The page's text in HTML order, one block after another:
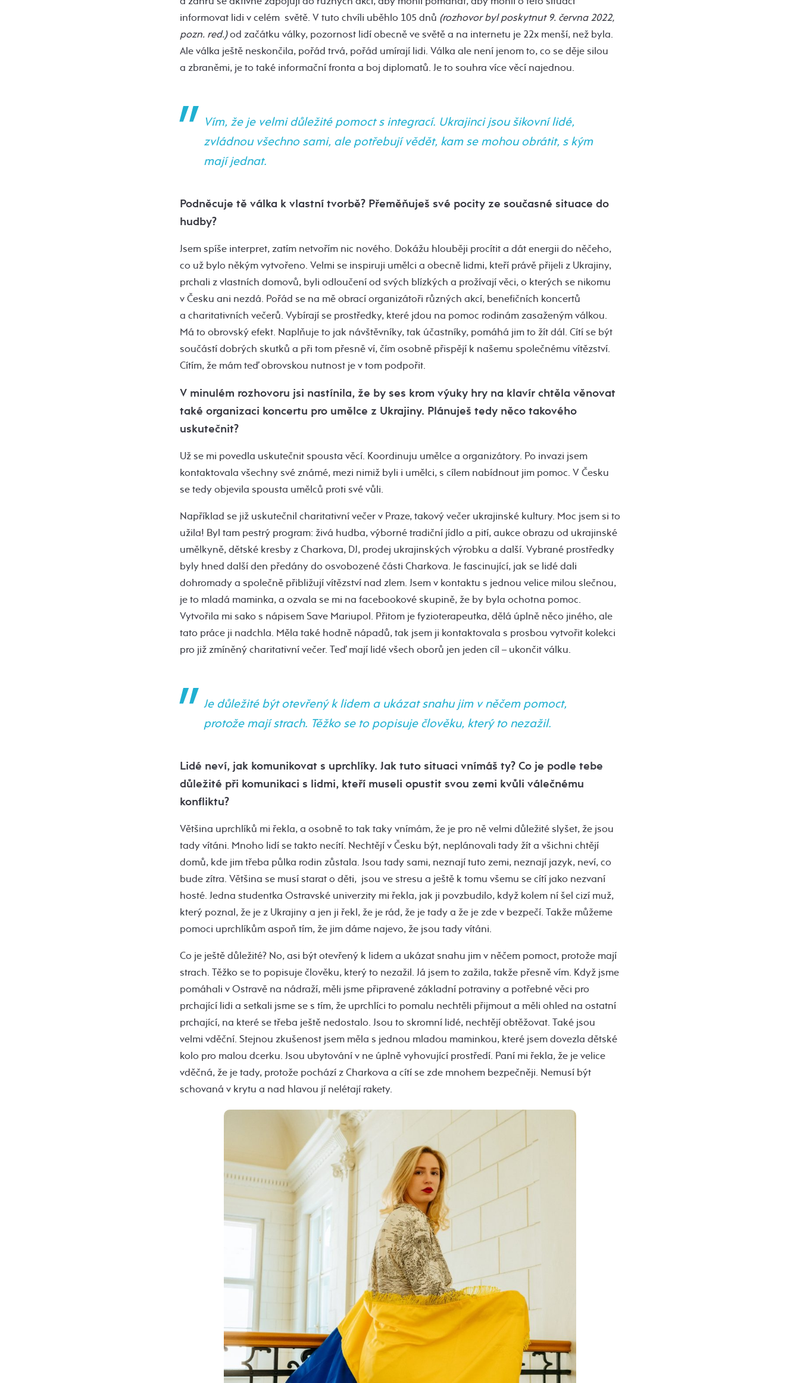
informovat lidi v celém světě. V tuto chvíli uběhlo 105 dnů (rozhovor byl poskytnut 9. června 2022,
pozn. red.)od začátku války, pozornost lidí obecně ve světě a na internetu je 22x menší, než byla.
Ale válka ještě neskončila, pořád trvá, pořád umírají lidi. Válka ale není jenom to, co se děje silou
a zbraněmi, je to také informační fronta a boj diplomatů. Je to souhra více věcí najednou.
Vím, že je velmi důležité pomoct s integrací. Ukrajinci jsou šikovní lidé,
zvládnou všechno sami, ale potřebují vědět, kam se mohou obrátit, s kým
mají jednat.
Podněcuje tě válka k vlastní tvorbě? Přeměňuješ své pocity ze současné situace do
hudby?
Jsem spíše interpret, zatím netvořím nic nového. Dokážu hlouběji procítit a dát energii do něčeho,
co už bylo někým vytvořeno. Velmi se inspiruji umělci a obecně lidmi, kteří právě přijeli z Ukrajiny,
prchali z vlastních domovů, byli odloučení od svých blízkých a prožívají věci, o kterých se nikomu
v Česku ani nezdá. Pořád se na mě obrací organizátoři různých akcí, benefičních koncertů
a charitativních večerů. Vybírají se prostředky, které jdou na pomoc rodinám zasaženým válkou.
Má to obrovský efekt. Naplňuje to jak návštěvníky, tak účastníky, pomáhá jim to žít dál. Cítí se být
součástí dobrých skutků a při tom přesně ví, čím osobně přispějí k našemu společnému vítězství.
Cítím, že mám teď obrovskou nutnost je v tom podpořit.
V minulém rozhovoru jsi nastínila, že by ses krom výuky hry na klavír chtěla věnovat
také organizaci koncertu pro umělce z Ukrajiny. Plánuješ tedy něco takového
uskutečnit?
Už se mi povedla uskutečnit spousta věcí. Koordinuju umělce a organizátory. Po invazi jsem
kontaktovala všechny své známé, mezi nimiž byli i umělci, s cílem nabídnout jim pomoc. V Česku
se tedy objevila spousta umělců proti své vůli.
Například se již uskutečnil charitativní večer v Praze, takový večer ukrajinské kultury. Moc jsem si to
užila! Byl tam pestrý program: živá hudba, výborné tradiční jídlo a pití, aukce obrazu od ukrajinské
umělkyně, dětské kresby z Charkova, DJ, prodej ukrajinských výrobku a další. Vybrané prostředky
byly hned další den předány do osvobozené části Charkova. Je fascinující, jak se lidé dali
dohromady a společně přibližují vítězství nad zlem. Jsem v kontaktu s jednou velice milou slečnou,
je to mladá maminka, a ozvala se mi na facebookové skupině, že by byla ochotna pomoc.
Vytvořila mi sako s nápisem Save Mariupol. Přitom je fyzioterapeutka, dělá úplně něco jiného, ale
tato práce ji nadchla. Měla také hodně nápadů, tak jsem ji kontaktovala s prosbou vytvořit kolekci
pro již zmíněný charitativní večer. Teď mají lidé všech oborů jen jeden cíl – ukončit válku.
Je důležité být otevřený k lidem a ukázat snahu jim v něčem pomoct,
protože mají strach. Těžko se to popisuje člověku, který to nezažil.
Lidé neví, jak komunikovat s uprchlíky. Jak tuto situaci vnímáš ty? Co je podle tebe
důležité při komunikaci s lidmi, kteří museli opustit svou zemi kvůli válečnému
konfliktu?
Většina uprchlíků mi řekla, a osobně to tak taky vnímám, že je pro ně velmi důležité slyšet, že jsou
tady vítáni. Mnoho lidí se takto necítí. Nechtějí v Česku být, neplánovali tady žít a všichni chtějí
domů, kde jim třeba půlka rodin zůstala. Jsou tady sami, neznají tuto zemi, neznají jazyk, neví, co
bude zítra. Většina se musí starat o děti, jsou ve stresu a ještě k tomu všemu se cítí jako nezvaní
hosté. Jedna studentka Ostravské univerzity mi řekla, jak ji povzbudilo, když kolem ní šel cizí muž,
který poznal, že je z Ukrajiny a jen ji řekl, že je rád, že je tady a že je zde v bezpečí. Takže můžeme
pomoci uprchlíkům aspoň tím, že jim dáme najevo, že jsou tady vítáni.
Co je ještě důležité? No, asi být otevřený k lidem a ukázat snahu jim v něčem pomoct, protože mají
strach. Těžko se to popisuje člověku, který to nezažil. Já jsem to zažila, takže přesně vím. Když jsme
pomáhali v Ostravě na nádraží, měli jsme připravené základní potraviny a potřebné věci pro
prchající lidi a setkali jsme se s tím, že uprchlíci to pomalu nechtěli přijmout a měli ohled na ostatní
prchající, na které se třeba ještě nedostalo. Jsou to skromní lidé, nechtějí obtěžovat. Také jsou
velmi vděční. Stejnou zkušenost jsem měla s jednou mladou maminkou, které jsem dovezla dětské
kolo pro malou dcerku. Jsou ubytování v ne úplně vyhovující prostředí. Paní mi řekla, že je velice
vděčná, že je tady, protože pochází z Charkova a cítí se zde mnohem bezpečněji. Nemusí být
schovaná v krytu a nad hlavou jí nelétají rakety.